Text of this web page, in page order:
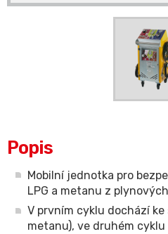
Popis
Mobilní jednotka pro
LPG a metanu z
V prvním cyklu dochází
metanu), ve druhém